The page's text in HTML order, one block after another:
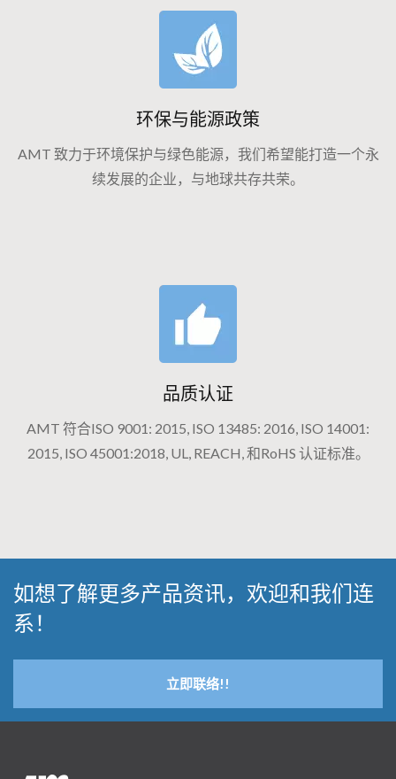
环保与能源政策
AMT 致力于环境保护与绿色能源，我们希望能打造一个永
续发展的企业，与地球共存共荣。
品质认证
AMT 符合ISO 9001: 2015, ISO 13485: 2016, ISO 14001:
2015, ISO 45001:2018, UL, REACH, 和RoHS 认证标准。
如想了解更多产品资讯，欢迎和我们连
系！
立即联络!!